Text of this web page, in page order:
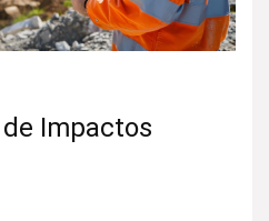
Impactos